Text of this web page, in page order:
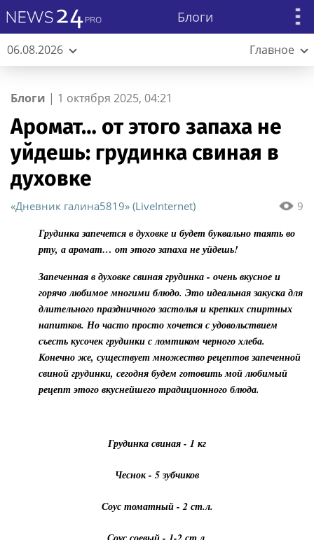
Блоги
06.08.2026 Главное
Блоги | 1 октября 2025, 04:21
Аромат… от этого запаха не
уйдешь: грудинка свиная в
духовке
9
«Дневник галина5819» (LiveInternet)
Грудинка запечется в духовке и будет буквально таять во
рту, а аромат… от этого запаха не уйдешь!
Запеченная в духовке свиная грудинка - очень вкусное и
горячо любимое многими блюдо. Это идеальная закуска для
длительного праздничного застолья и крепких спиртных
напитков. Но часто просто хочется с удовольствием
съесть кусочек грудинки с ломтиком черного хлеба.
Конечно же, существует множество рецептов запеченной
свиной грудинки, сегодня будем готовить мой любимый
рецепт этого вкуснейшего традиционного блюда.
Грудинка свиная - 1 кг
Чеснок - 5 зубчиков
Соус томатный - 2 ст.л.